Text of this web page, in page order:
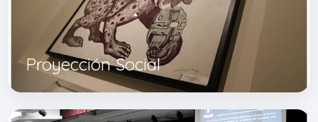
Proyección Social